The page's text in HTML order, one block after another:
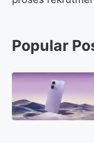
Popular